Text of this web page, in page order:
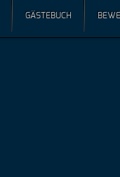
GÄSTEBUCH